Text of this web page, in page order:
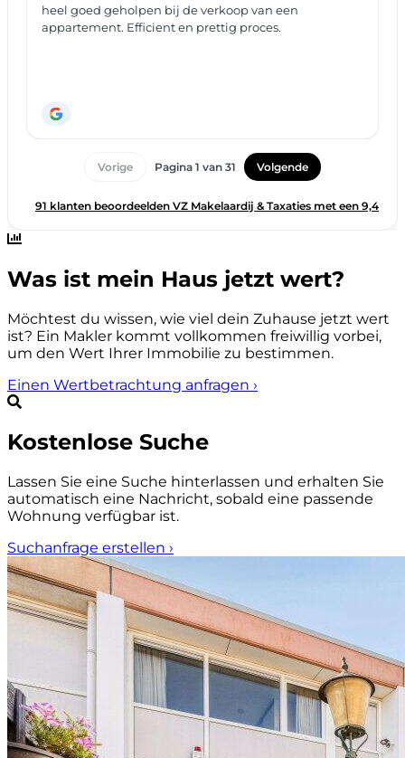
Was ist mein Haus jetzt wert?
Möchtest du wissen, wie viel dein Zuhause jetzt wert
ist? Ein Makler kommt vollkommen freiwillig vorbei,
um den Wert Ihrer Immobilie zu bestimmen.
Einen Wertbetrachtung anfragen ›
Kostenlose Suche
Lassen Sie eine Suche hinterlassen und erhalten Sie
automatisch eine Nachricht, sobald eine passende
Wohnung verfügbar ist.
Suchanfrage erstellen ›